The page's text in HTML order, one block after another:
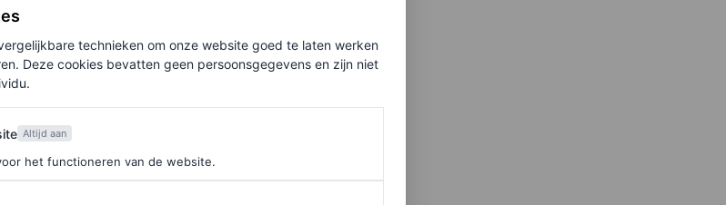
Claudia
Let’s talk sportswear: Vogue
duidde de tennis inspired
dit rooftop event
BJÖRN BORG
technieken om onze website goed te laten werken
Deze cookies bevatten geen persoonsgegevens en zijn niet
Altijd aan
het functioneren van de website.